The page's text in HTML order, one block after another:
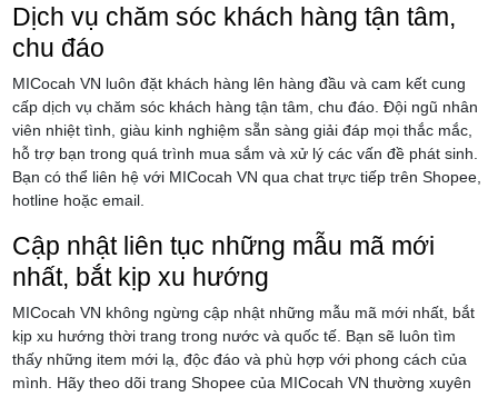
Dịch vụ chăm sóc khách hàng tận tâm,
chu đáo
MICocah VN luôn đặt khách hàng lên hàng đầu và cam kết cung
cấp dịch vụ chăm sóc khách hàng tận tâm, chu đáo. Đội ngũ nhân
viên nhiệt tình, giàu kinh nghiệm sẵn sàng giải đáp mọi thắc mắc,
hỗ trợ bạn trong quá trình mua sắm và xử lý các vấn đề phát sinh.
Bạn có thể liên hệ với MICocah VN qua chat trực tiếp trên Shopee,
hotline hoặc email.
Cập nhật liên tục những mẫu mã mới
nhất, bắt kịp xu hướng
MICocah VN không ngừng cập nhật những mẫu mã mới nhất, bắt
kịp xu hướng thời trang trong nước và quốc tế. Bạn sẽ luôn tìm
thấy những item mới lạ, độc đáo và phù hợp với phong cách của
mình. Hãy theo dõi trang Shopee của MICocah VN thường xuyên